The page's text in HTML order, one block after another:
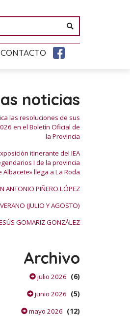
CONTACTO
noticias
las resoluciones de sus
en el Boletín Oficial de
la Provincia
itinerante del IEA
I de la provincia
Albacete» llega a La Roda
ANTONIO PIÑERO LÓPEZ
(JULIO Y AGOSTO)
GOMARIZ GONZÁLEZ
Archivo
julio 2026 (6)
junio 2026 (5)
mayo 2026 (12)